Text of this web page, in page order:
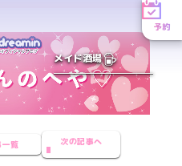
予約
メイド酒場
一覧 次の記事へ